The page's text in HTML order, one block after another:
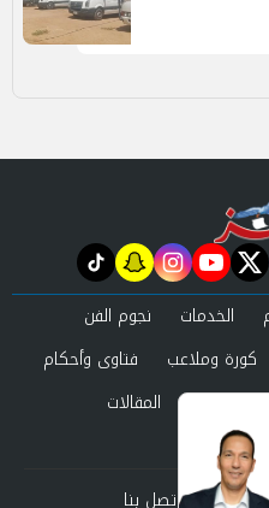
twitter
youtube
instagram
snapchat
tiktok
الخدمات
نجوم الفن
كورة وملاعب
فتاوى وأحكام
ومحاكم
المقالات
اتصل بنا